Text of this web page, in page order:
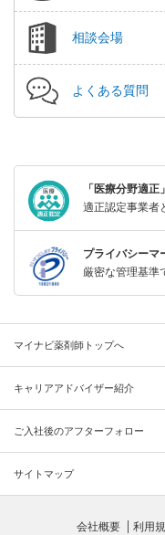
相談会場
よくある質問
「医療分野適
適正認定事業者
プライバシーマ
厳密な管理基準
マイナビ薬剤師トップへ
キャリアアドバイザー紹介
ご入社後のアフターフォロー
サイトマップ
会社概要 利用